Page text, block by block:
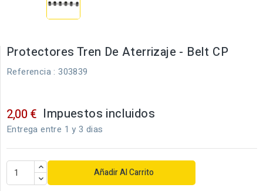
Protectores Tren De Aterrizaje - Belt CP
Referencia : 303839
2,00 € Impuestos incluidos
Entrega entre 1 y 3 dias
Añadir Al Carrito